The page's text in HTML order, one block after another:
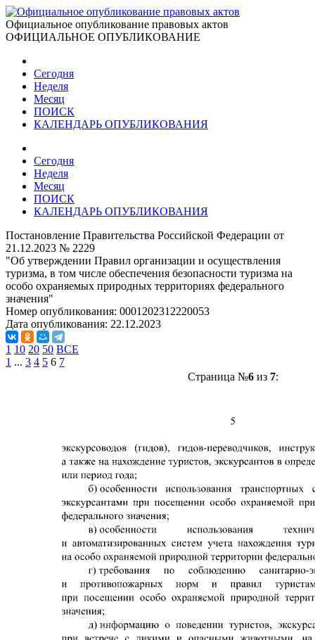
Официальное опубликование правовых актов
ОФИЦИАЛЬНОЕ ОПУБЛИКОВАНИЕ
Сегодня
Неделя
Месяц
ПОИСК
КАЛЕНДАРЬ ОПУБЛИКОВАНИЯ
Сегодня
Неделя
Месяц
ПОИСК
КАЛЕНДАРЬ ОПУБЛИКОВАНИЯ
Постановление Правительства Российской Федерации от
21.12.2023 № 2229
"Об утверждении Правил организации и осуществления
туризма, в том числе обеспечения безопасности туризма на
особо охраняемых природных территориях федерального
значения"
Номер опубликования: 0001202312220053
Дата опубликования: 22.12.2023
1 10 20 50 ВСЕ
1 ... 3 4 5 6 7
Страница №6из 7: